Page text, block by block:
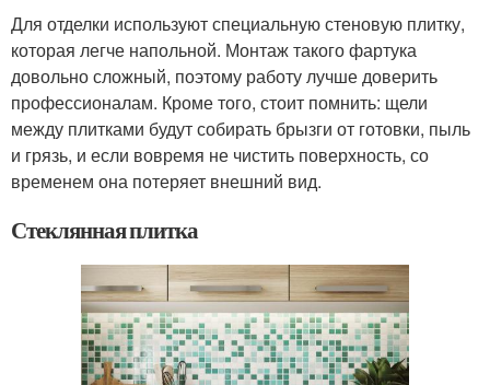
Для отделки используют специальную стеновую плитку,
которая легче напольной. Монтаж такого фартука
довольно сложный, поэтому работу лучше доверить
профессионалам. Кроме того, стоит помнить: щели
между плитками будут собирать брызги от готовки, пыль
и грязь, и если вовремя не чистить поверхность, со
временем она потеряет внешний вид.
Стеклянная плитка